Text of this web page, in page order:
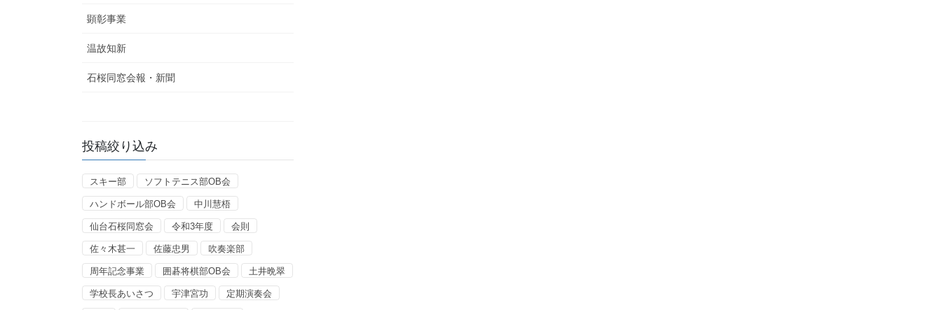
顕彰事業
温故知新
石桜同窓会報・新聞
投稿絞り込み
スキー部 ソフトテニス部OB会
ハンドボール部OB会 中川慧梧
仙台石桜同窓会 令和3年度 会則
佐々木甚一 佐藤忠男 吹奏楽部
周年記念事業 囲碁将棋部OB会 土井晩翠
学校長あいさつ 宇津宮功 定期演奏会